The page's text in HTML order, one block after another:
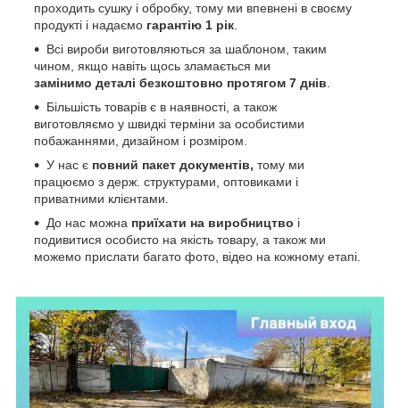
проходить сушку і обробку, тому ми впевнені в своєму
продукті і надаємо гарантію 1 рік
Всі вироби виготовляються за шаблоном, таким
чином, якщо навіть щось зламається ми
замінимо деталі безкоштовно протягом 7 днів
Більшість товарів є в наявності, а також
виготовляємо у швидкі терміни за особистими
побажаннями, дизайном і розміром.
У нас є повний пакет документів, тому ми
працюємо з держ. структурами, оптовиками і
приватними клієнтами.
До нас можна приїхати на виробництво і
подивитися особисто на якість товару, а також ми
можемо прислати багато фото, відео на кожному етапі.